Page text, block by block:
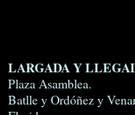
LARGADA Y
Plaza Asamblea.
Batlle y Ordóñez y